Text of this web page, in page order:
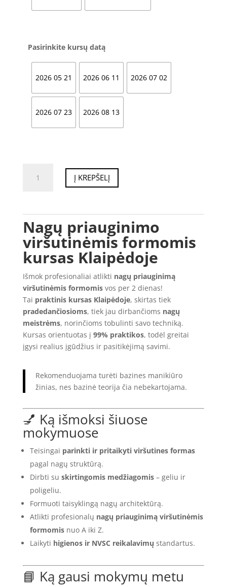
Pasirinkite kursų datą
2026 05 21 2026 06 11 2026 07 02
2026 07 23 2026 08 13
kiekis:
VIRŠUTINĖMIS
FORMOMIS
KURSAI
Į KREPŠELĮ
Nagų priauginimo
viršutinėmis formomis
kursas Klaipėdoje
Išmok profesionaliai atlikti nagų priauginimą
viršutinėmis formomisvos per 2 dienas!
Tai praktinis kursas Klaipėdoje, skirtas tiek
pradedančiosioms, tiek jau dirbančioms nagų
meistrėms, norinčioms tobulinti savo techniką.
Kursas orientuotas į 99% praktikos, todėl greitai
įgysi realius įgūdžius ir pasitikėjimą savimi.
Rekomenduojama turėti bazines manikiūro
žinias, nes bazinė teorija čia nebekartojama.
💅 Ką išmoksi šiuose
mokymuose
Teisingai parinkti ir pritaikyti viršutines formas
pagal nagų struktūrą.
Dirbti su skirtingomis medžiagomis– geliu ir
poligeliu.
Formuoti taisyklingą nagų architektūrą.
Atlikti profesionalų nagų priauginimą viršutinėmis
formomisnuo A iki Z.
Laikyti higienos ir NVSC reikalavimų standartus.
📘 Ką gausi mokymų metu